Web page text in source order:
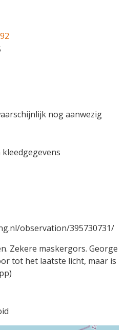
nog aanwezig
observation/395730731/
Zekere maskergors. George
tot het laatste licht, maar is